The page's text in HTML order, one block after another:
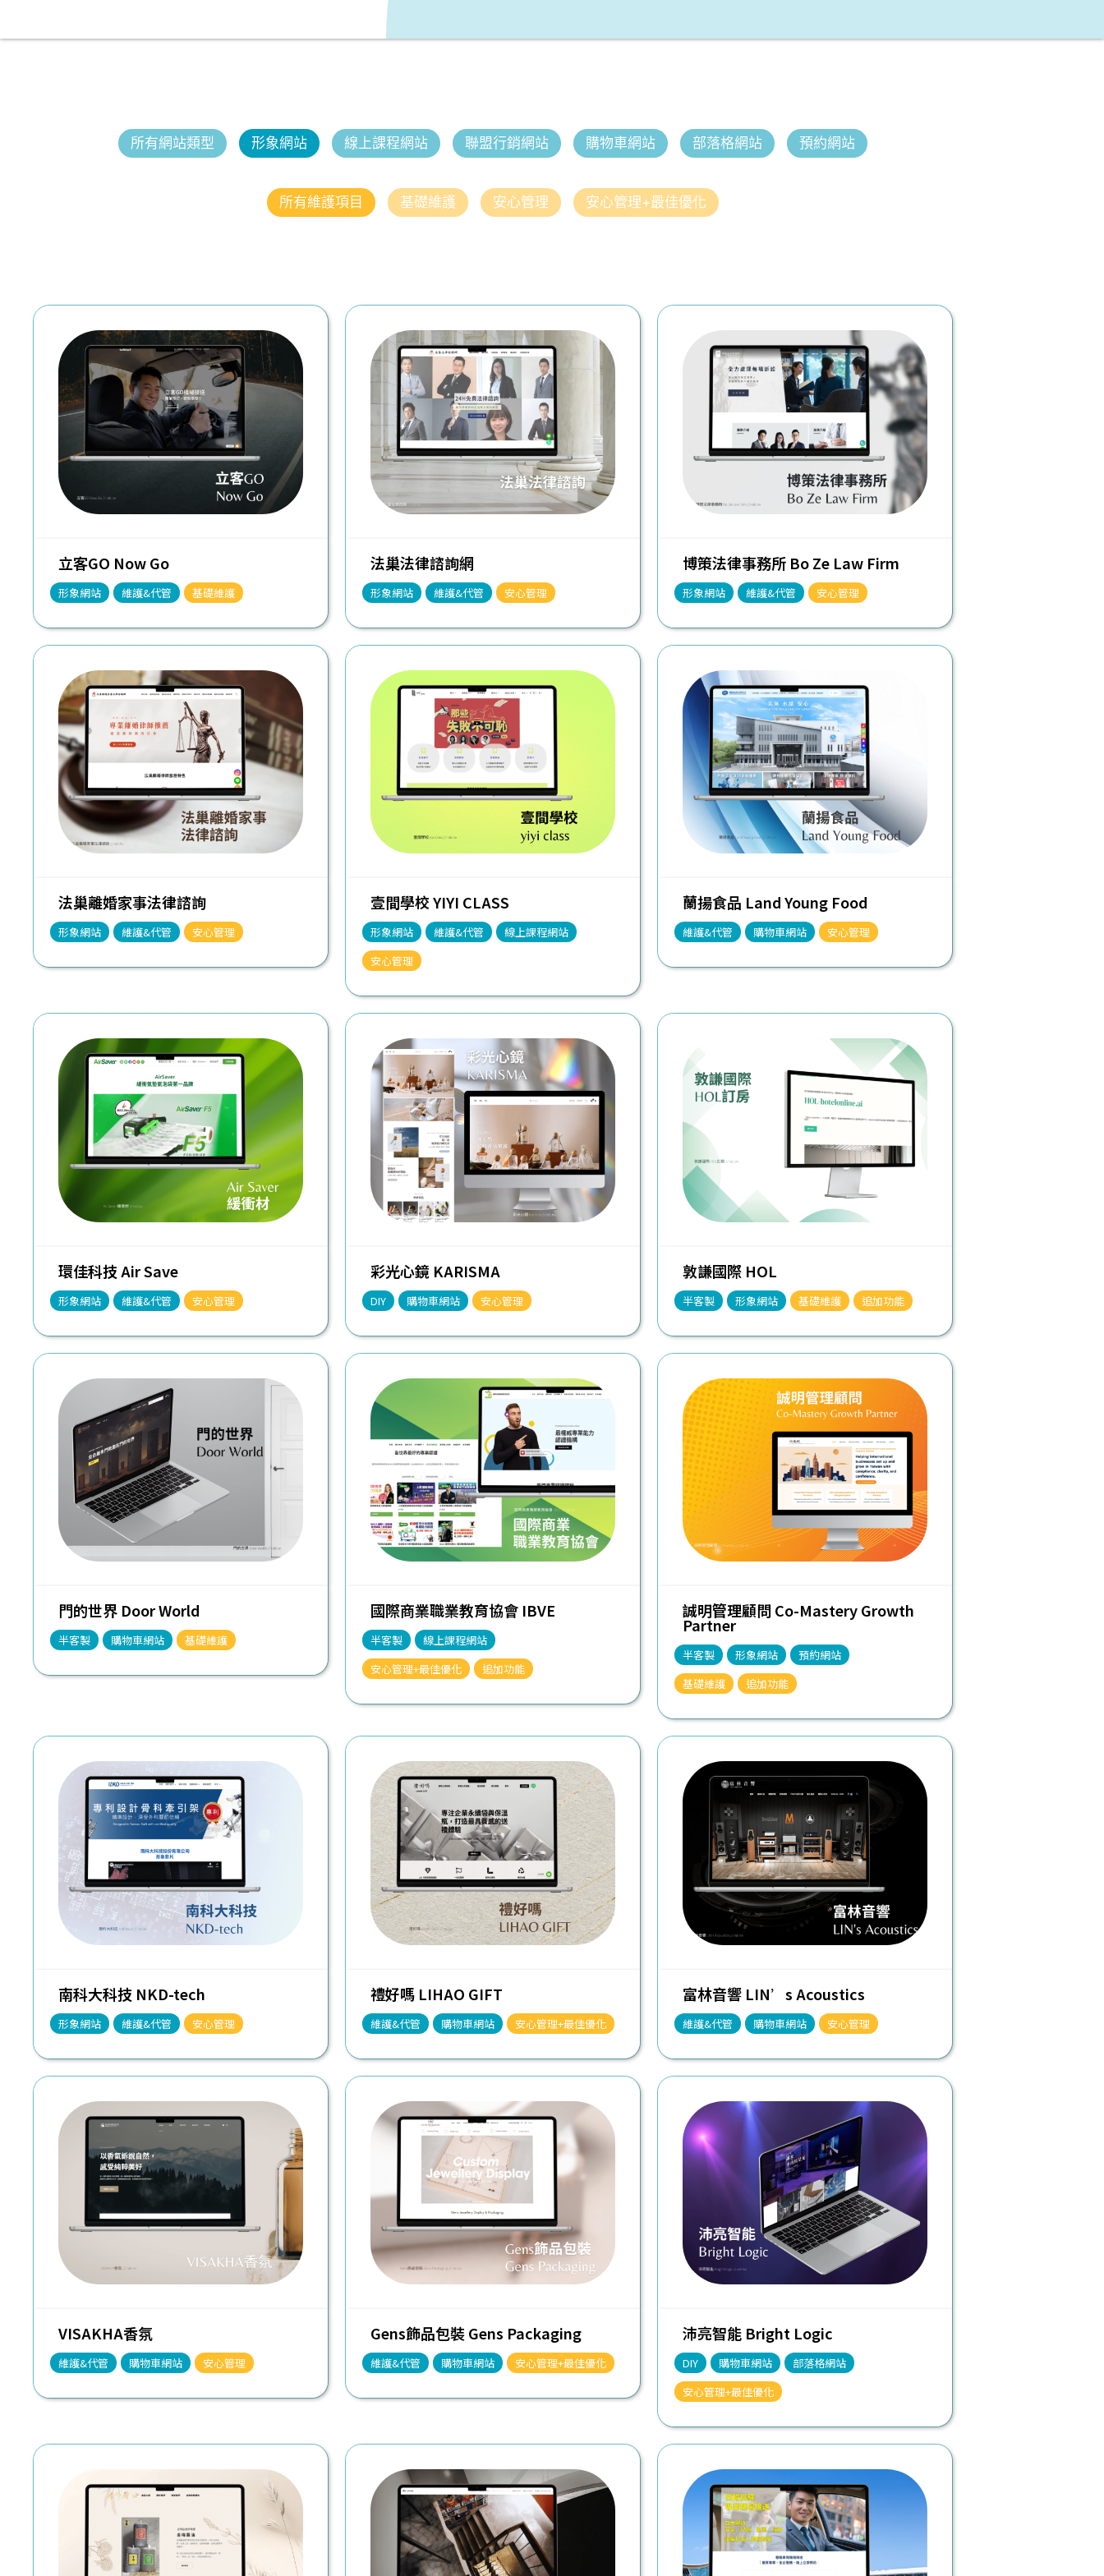
所有網站類型 形象網站 線上課程網站 聯盟行銷網站 購物車網站 部落格網站 預約網站
所有維護項目 基礎維護 安心管理 安心管理+最佳優化
立客GO Now Go
形象網站 維護&代管 基礎維護
法巢法律諮詢網
形象網站 維護&代管 安心管理
博策法律事務所 Bo Ze Law Firm
形象網站 維護&代管 安心管理
法巢離婚家事法律諮詢
形象網站 維護&代管 安心管理
壹間學校 YIYI CLASS
形象網站 維護&代管
線上課程網站
安心管理
蘭揚食品 Land Young Food
維護&代管 購物車網站 安心管理
環佳科技 Air Save
形象網站 維護&代管 安心管理
彩光心鏡 KARISMA
DIY 購物車網站 安心管理
敦謙國際 HOL
半客製 形象網站 基礎維護 追加功能
門的世界 Door World
半客製 購物車網站 基礎維護
國際商業職業教育協會 IBVE
半客製
線上課程網站
安心管理+最佳優化
追加功能
誠明管理顧問 Co-Mastery Growth
Partner
半客製 形象網站
預約網站
基礎維護
追加功能
南科大科技 NKD-tech
形象網站 維護&代管 安心管理
禮好嗎 LIHAO GIFT
維護&代管 購物車網站 安心管理+最佳優化
富林音響 LIN’s Acoustics
維護&代管 購物車網站 安心管理
VISAKHA香氛
維護&代管 購物車網站 安心管理
Gens飾品包裝 Gens Packaging
維護&代管 購物車網站 安心管理+最佳優化
沛亮智能 Bright Logic
DIY 購物車網站
部落格網站
安心管理+最佳優化